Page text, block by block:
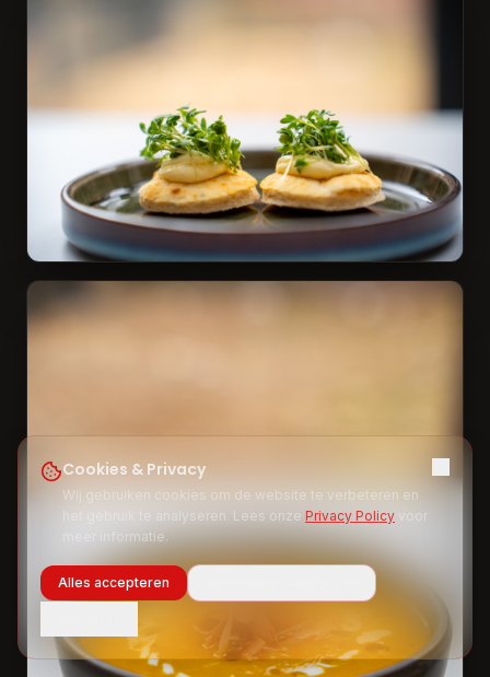
Cookies & Privacy
Wij gebruiken cookies om de website te verbeteren en
het gebruik te analyseren. Lees onze Privacy Policy voor
meer informatie.
Alles accepteren